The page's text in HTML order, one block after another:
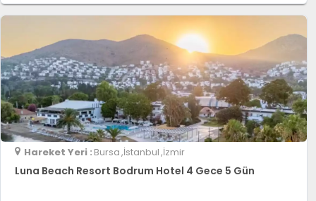
Hareket Yeri : Bursa,İstanbul,İzmir
Luna Beach Resort Bodrum Hotel 4 Gece 5 Gün